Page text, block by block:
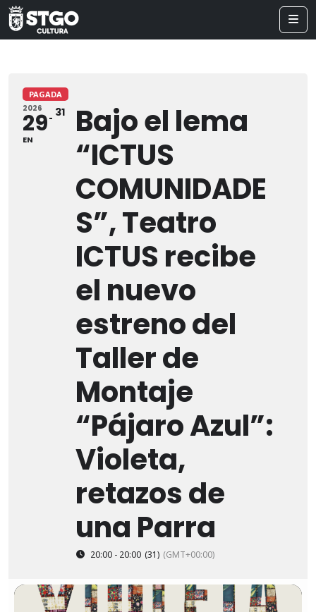
PAGADA
2026
29
EN
31
Bajo el lema
“ICTUS
COMUNIDADE
S”, Teatro
ICTUS recibe
el nuevo
estreno del
Taller de
Montaje
“Pájaro Azul”:
Violeta,
retazos de
una Parra
20:00 - 20:00 (31) (GMT+00:00)